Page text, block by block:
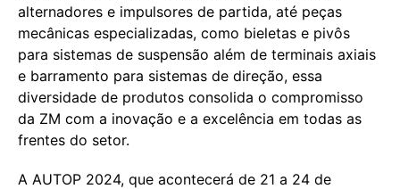
alternadores e impulsores de partida, até peças
mecânicas especializadas, como bieletas e pivôs
para sistemas de suspensão além de terminais axiais
e barramento para sistemas de direção, essa
diversidade de produtos consolida o compromisso
da ZM com a inovação e a excelência em todas as
frentes do setor.
A AUTOP 2024, que acontecerá de 21 a 24 de